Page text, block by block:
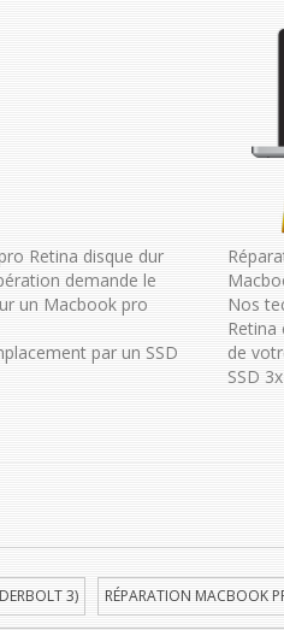
Retina disque dur
demande le
un Macbook pro
par un SSD
Nos
Retina
de
SSD
3) RÉPARATION MACBOOK